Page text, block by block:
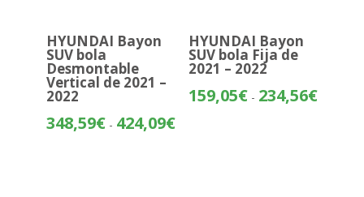
HYUNDAI Bayon
SUV bola
Desmontable
Vertical de 2021 –
2022
348,59€ - 424,09€Rango
HYUNDAI Bayon
SUV bola Fija de
2021 – 2022
159,05€ - 234,56€Rango